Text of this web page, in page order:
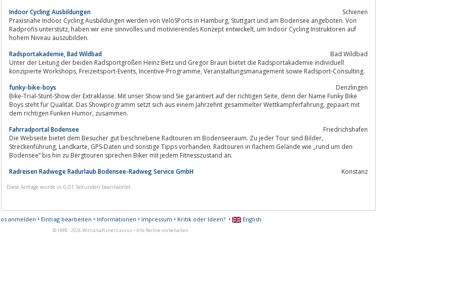
Indoor Cycling Ausbildungen
Schienen
Praxisnahe Indoor Cycling Ausbildungen werden von VeloSPorts in Hamburg, Stuttgart und am Bodensee angeboten. Von
Radprofis unterstütz, haben wir eine sinnvolles und motivierendes Konzept entwickelt, um Indoor Cycling Instruktoren auf
hohem Niveau auszubilden.
Radsportakademie, Bad Wildbad
Bad Wildbad
Unter der Leitung der beiden Radsportgrößen Heinz Betz und Gregor Braun bietet die Radsportakademie individuell
konzipierte Workshops, Freizeitsport-Events, Incentive-Programme, Veranstaltungsmanagement sowie Radsport-Consulting.
funky-bike-boys
Denzlingen
Bike-Trial-Stunt-Show der Extraklasse. Mit unser Show sind Sie garantiert auf der richtigen Seite, denn der Name Funky Bike
Boys steht für Qualität. Das Showprogramm setzt sich aus einem Jahrzehnt gesammelter Wettkampferfahrung, gepaart mit
dem richtigen Funken Humor, zusammen.
Fahrradportal Bodensee
Friedrichshafen
Die Webseite bietet dem Besucher gut beschriebene Radtouren im Bodenseeraum. Zu jeder Tour sind Bilder,
Streckenführung, Landkarte, GPS-Daten und sonstige Tipps vorhanden. Radtouren in flachem Gelände wie „rund um den
Bodensee“ bis hin zu Bergtouren sprechen Biker mit jedem Fitnesszustand an.
Radreisen Radwege Radurlaub Bodensee-Radweg Service GmbH
Konstanz
Diese Anfrage wurde in 0,01 Sekunden beantwortet.
anmelden • Eintrag bearbeiten • Informationen • Impressum • Kritik oder Ideen?• English
© 1998 - 2026 Wirtschaftsnetz axxus • Alle Rechte vorbehalten